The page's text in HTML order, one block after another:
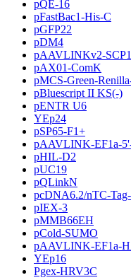
pQE-16
pFastBac1-His-C
pGFP22
pDM4
pAAVLINKv2-
pAX01-ComK
pMCS-Green-
pBluescript II KS(-)
pENTR U6
YEp24
pSP65-F1+
pAAVLINK-EF1a-
pHIL-D2
pUC19
pQLinkN
pcDNA6.2/nTC-
pIEX-3
pMMB66EH
pCold-SUMO
pAAVLINK-EF1a-
YEp16
Pgex-HRV3C